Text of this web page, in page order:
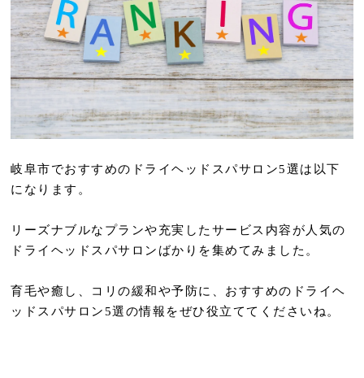
岐阜市でおすすめのドライヘッドスパサロン5選は以下
になります。
リーズナブルなプランや充実したサービス内容が人気の
ドライヘッドスパサロンばかりを集めてみました。
育毛や癒し、コリの緩和や予防に、おすすめのドライヘ
ッドスパサロン5選の情報をぜひ役立ててくださいね。